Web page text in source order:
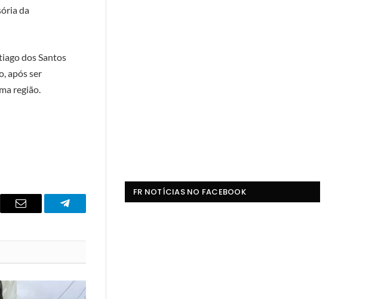
da
dos Santos
após ser
região.
E-
Telegrama
FR NOTÍCIAS NO FACEBOOK